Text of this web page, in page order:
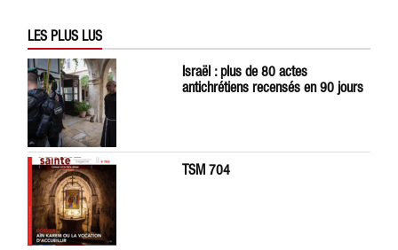
LES PLUS LUS
Israël : plus de 80 actes
antichrétiens recensés en 90 jours
TSM 704